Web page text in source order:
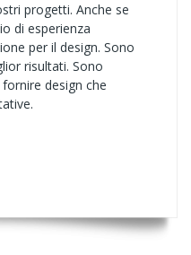
progetti. Anche se
di esperienza
per il design. Sono
risultati. Sono
design che